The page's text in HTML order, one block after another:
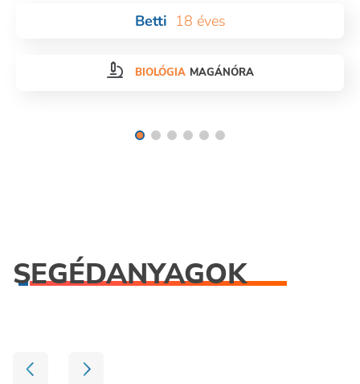
Betti 18 éves
BIOLÓGIA MAGÁNÓRA
SEGÉDANYAGOK